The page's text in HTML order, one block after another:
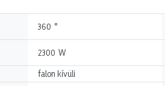
360 °
2300 W
falon kívüli